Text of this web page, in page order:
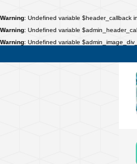
Warning: Undefined variable $header_callback in
Warning: Undefined variable
Warning: Undefined variable